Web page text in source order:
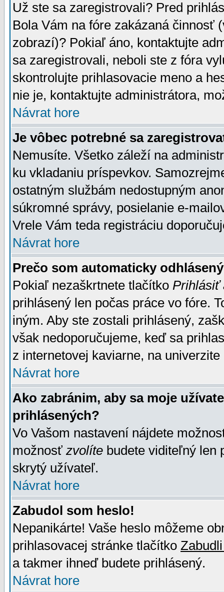
Už ste sa zaregistrovali? Pred
Bola Vám na fóre zakázaná činnosť
zobrazí)? Pokiaľ áno, kontaktujte
sa zaregistrovali, neboli ste z fóra
skontrolujte prihlasovacie meno a
nie je, kontaktujte administrátora,
Návrat hore
Je vôbec potrebné sa
Nemusíte. Všetko záleží na
ku vkladaniu príspevkov.
ostatným službám nedostupným
súkromné správy, posielanie e-
Vrele Vám teda registráciu
Návrat hore
Prečo som automaticky
Pokiaľ nezaškrtnete tlačítko Prihlásiť
prihlásený len počas práce vo fóre.
iným. Aby ste zostali prihlásený,
však nedoporučujeme, keď sa
z internetovej kaviarne, na univerzite
Návrat hore
Ako zabránim, aby sa moje
prihlásených?
Vo Vašom nastavení nájdete
možnosť zvolíte budete viditeľný len
skrytý užívateľ.
Návrat hore
Zabudol som heslo!
Nepanikárte! Vaše heslo môžeme
prihlasovacej stránke tlačítko
a takmer ihneď budete prihlásený.
Návrat hore